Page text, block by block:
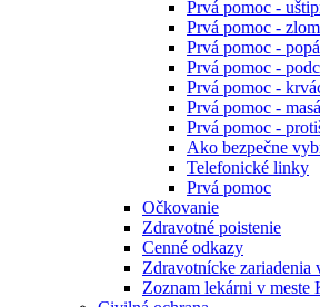
Prvá pomoc -
Prvá pomoc -
Prvá pomoc -
Prvá pomoc -
Prvá pomoc -
Prvá pomoc -
Prvá pomoc -
Ako bezpečne
Telefonické linky
Prvá pomoc
Očkovanie
Zdravotné poistenie
Cenné odkazy
Zdravotnícke zariadenia
Zoznam lekárni v meste